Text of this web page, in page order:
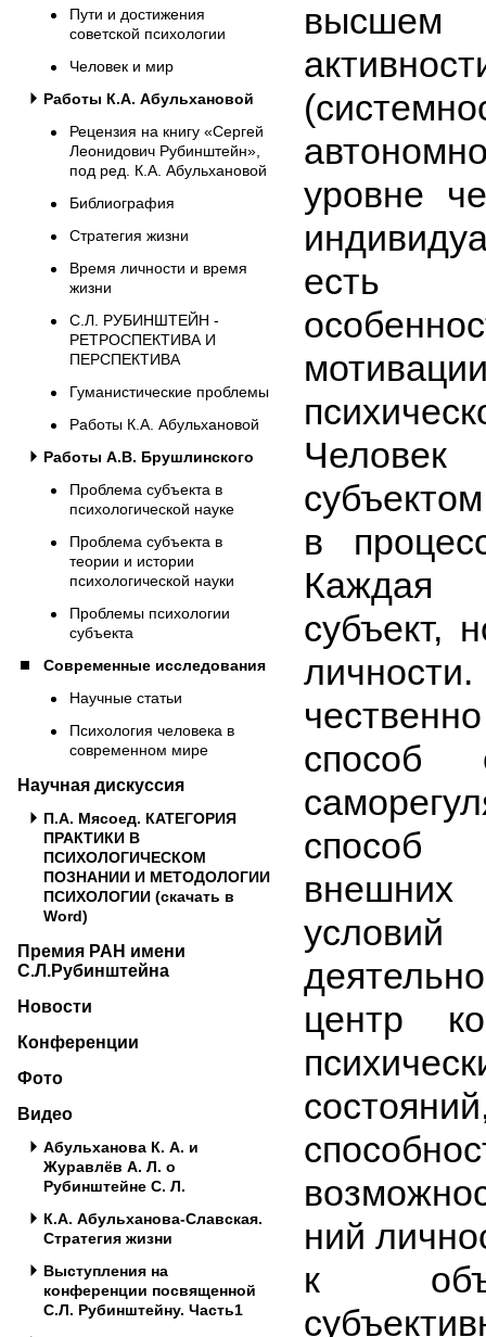
Пути и достижения
советской психологии
Человек и мир
Работы К.А. Абульхановой
Рецензия на книгу «Сергей
Леонидович Рубинштейн»,
под ред. К.А. Абульхановой
Библиография
Стратегия жизни
Время личности и время
жизни
С.Л. РУБИНШТЕЙН -
РЕТРОСПЕКТИВА И
ПЕРСПЕКТИВА
Гуманистические проблемы
Работы К.А. Абульхановой
Работы А.В. Брушлинского
Проблема субъекта в
психологической науке
Проблема субъекта в
теории и истории
психологической науки
Проблемы психологии
субъекта
Современные исследования
Научные статьи
Психология человека в
современном мире
Научная дискуссия
П.А. Мясоед. КАТЕГОРИЯ
ПРАКТИКИ В
ПСИХОЛОГИЧЕСКОМ
ПОЗНАНИИ И МЕТОДОЛОГИИ
ПСИХОЛОГИИ (скачать в
Word)
Премия РАН имени
С.Л.Рубинштейна
Новости
Конференции
Фото
Видео
Абульханова К. А. и
Журавлёв А. Л. о
Рубинштейне С. Л.
К.А. Абульханова-Славская.
Стратегия жизни
Выступления на
конференции посвященной
С.Л. Рубинштейну. Часть1
высшем
уровне
есть
в
Каждая
субъект,
способ
способ
условий
центр
ний
к